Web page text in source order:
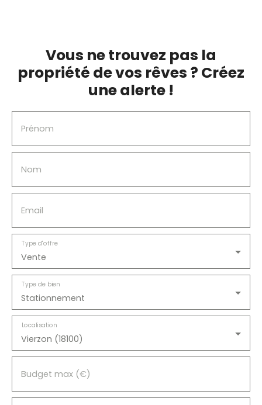
RECHERCHER
Vous ne trouvez pas la
propriété de vos rêves ? Créez
une alerte !
Prénom
Nom
Email
Vente
Type d'offre
Stationnement
Type de bien
Vierzon (18100)
Localisation
Budget max (€)